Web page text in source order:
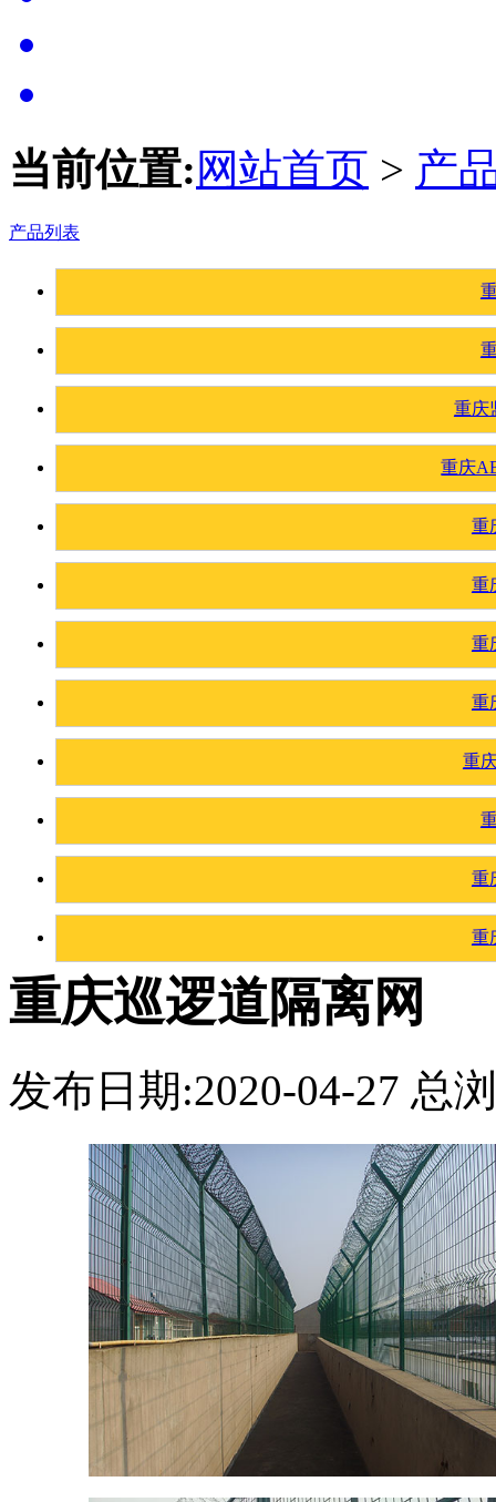
当前位置: 网站首页 > 产
产品列表
重庆
重庆
重
重
重
重
重
重
重
重庆巡逻道隔离网
发布日期:2020-04-27 总